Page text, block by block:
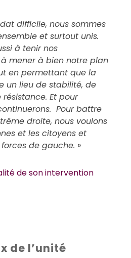
difficile, nous sommes
et surtout unis.
à tenir nos
mener à bien notre plan
en permettant que la
un lieu de stabilité, de
Et pour
Pour battre
droite, nous voulons
et les citoyens et
de gauche. »
de son intervention
de l’unité